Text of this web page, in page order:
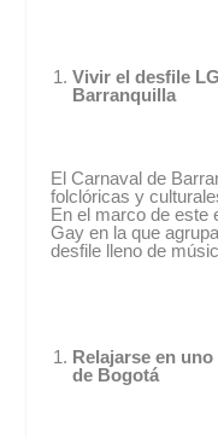
Vivir el desfile
Barranquilla
El Carnaval de
folclóricas y
En el marco de este
Gay en la que
desfile lleno de
Relajarse en
de Bogotá